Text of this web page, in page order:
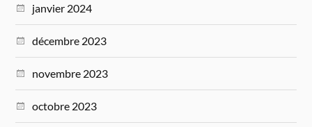
janvier 2024
décembre 2023
novembre 2023
octobre 2023